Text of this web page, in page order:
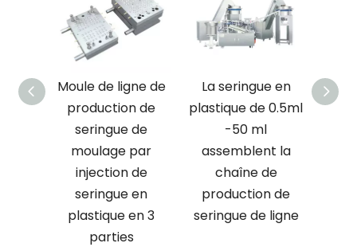
de la
Moule de ligne de
production de
seringue de
moulage par
injection de
seringue en
plastique en 3
parties
La seringue en
plastique de 0.5ml
-50 ml
assemblent la
chaîne de
production de
seringue de ligne